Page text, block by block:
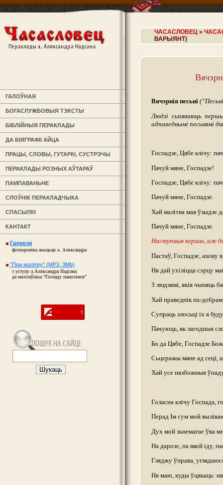
ГАЛОЎНАЯ
БОГАСЛУЖБОВЫЯ ТЭКСТЫ
БІБЛІЙНЫЯ ПЕРАКЛАДЫ
ДА БІЯГРАФІІ АЙЦА
ПРАЦЫ, СЛОВЫ, ГУТАРКІ, СУСТРЭЧЫ
ПЕРАКЛАДЫ РОЗНЫХ АЎТАРАЎ
ПАМПАВАНЬНЕ
СЛОЎНІК ПЕРАКЛАДЧЫКА
СПАСЫЛКІ
КАНТАКТ
Галерэя
фотахроніка жыцьця а. Аляксандра
"Пра малітву" (MP3, 3Mb)
з уступу а.Аляксандра Надсана
да малітаўніка "Госпаду памолімся"
ЧАСАСЛОВЕЦ »
ВАРЫЯНТ)
Вячэрнія песьні
Людзі сьпяваюць
адпаведнымі песьнямі
Госпадзе, Цябе клічу:
Пачуй мяне, Госпадзе!
Госпадзе, Цябе клічу:
Пачуй мяне, Госпадзе.
Хай малітва мая ўзыдзе
Пачуй мяне, Госпадзе.
Наступныя вершы, аж да
Пастаў, Госпадзе, ахову
Ня дай ухіліцца сэрцу
З людзямі, якія чыняць
Хай праведнік па-
Супраць злосьці іх я
Пачуюць, як лагодныя
Бо да Цябе, Госпадзе
Сьцеражы мяне ад сеці,
Хай усе нязбожныя
Голасна клічу Госпада,
Перад Ім сум мой
Дух мой зьнемагае ўва
На дарозе, па якой іду,
Гляджу ўправа,
Ня маю, куды ўцякаць: